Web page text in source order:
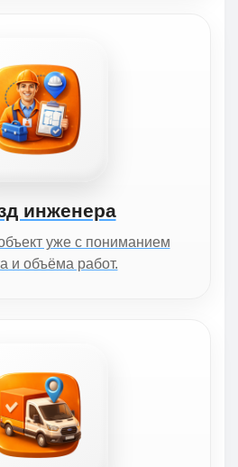
инженера
уже с пониманием
и объёма работ.